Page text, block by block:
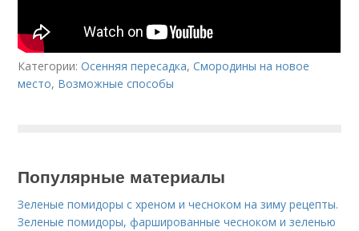
Категории:Осенняя пересадка,Смородины на новое
место, Возможные способы
Популярные материалы
Зеленые помидоры с хреном и чесноком на зиму рецепты.
Зеленые помидоры, фаршированные чесноком и зеленью